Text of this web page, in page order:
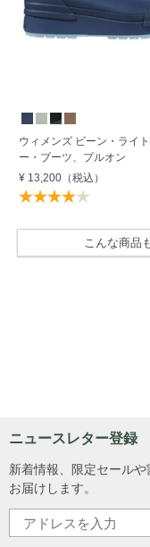
ウィメンズ ビーン・ライ
ー・ブーツ、プルオン
¥ 13,200（税込）
こんな商品
ニュースレター登録
新着情報、限定セール
お届けします。